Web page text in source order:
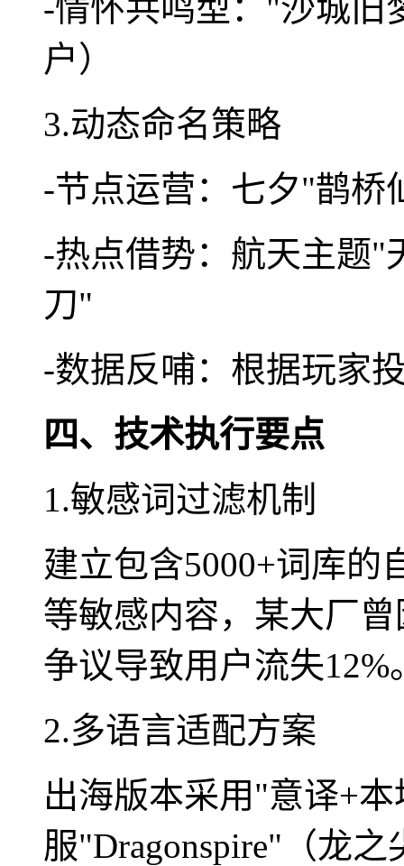
-情怀共鸣型："沙城旧
户）
3.动态命名策略
-节点运营：七夕"鹊桥
-热点借势：航天主题"
刀"
-数据反哺：根据玩家
四、技术执行要点
1.敏感词过滤机制
建立包含5000+词库的
等敏感内容，某大厂
争议导致用户流失12%
2.多语言适配方案
出海版本采用"意译+
服"Dragonspire"（龙